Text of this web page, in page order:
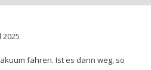
2025
fahren. Ist es dann weg, so